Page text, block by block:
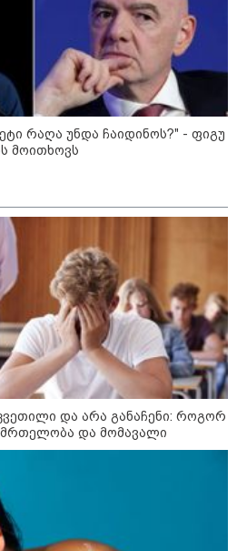
ჩავიცვათ 40 წლის
მილიონერების
8 ოქროს წესი და
სამოსი
რთული
აწყობა ნერვების
გარეშე
უნდა გავაკეთოთ პირველ
შუქის გამორთვისას: 5
ნაბიჯი
რაღა უნდა ჩაიდინოს?" - ფიგუ
მოითხოვს
და არა განაჩენი: როგორ
და მომავალი